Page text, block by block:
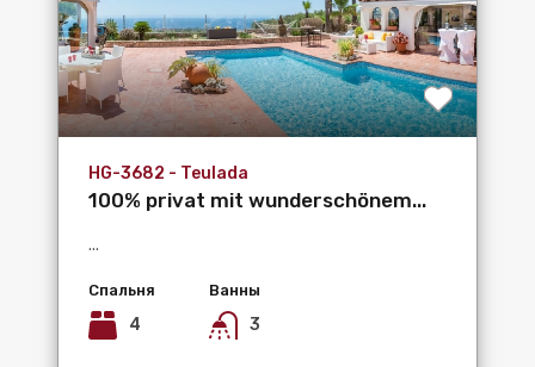
HG-3682 - Teulada
100% privat mit wunderschönem...
...
Спальня
4
Ванны
3